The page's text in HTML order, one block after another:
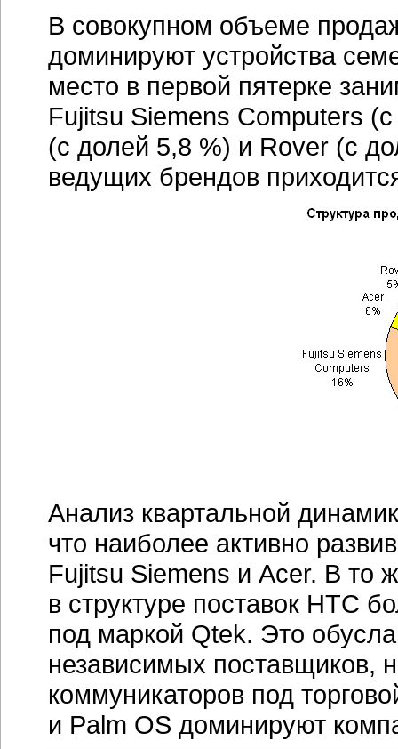
В совокупном объеме
доминируют устройства
место в первой пятерке
Fujitsu Siemens Computers
(с долей 5,8 %) и Rover (с
ведущих брендов
Анализ квартальной
что наиболее активно
Fujitsu Siemens и Acer. В то
в структуре поставок HTC
под маркой Qtek. Это
независимых поставщиков,
коммуникаторов под
и Palm OS доминируют